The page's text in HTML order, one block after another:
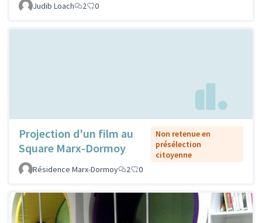
Judib Loach
2 0
Projection d'un film au
Square Marx-Dormoy
Non retenue en
présélection
citoyenne
Résidence Marx-Dormoy
2 0